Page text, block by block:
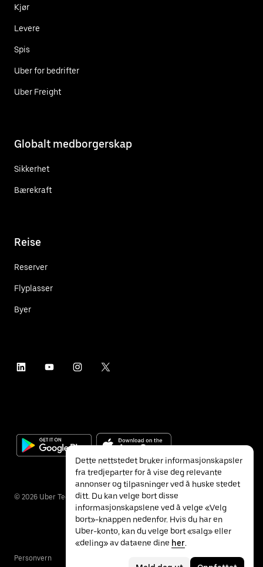
Kjør
Levere
Spis
Uber for bedrifter
Uber Freight
Globalt medborgerskap
Sikkerhet
Bærekraft
Reise
Reserver
Flyplasser
Byer
© 2026 Uber Technologies Inc.
Personvern
Dette nettstedet bruker informasjonskapsler
fra tredjeparter for å vise deg relevante
annonser og tilpasninger ved å huske stedet
ditt. Du kan velge bort disse
informasjonskapslene ved å velge «Velg
bort»-knappen nedenfor. Hvis du har en
Uber-konto, kan du velge bort «salg» eller
«deling» av dataene dine her.